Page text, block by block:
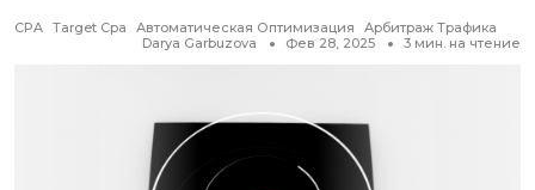
CPA Target Cpa Автоматическая Оптимизация
Арбитраж Трафика
Darya Garbuzova
Фев 28, 2025 3 мин. на чтение